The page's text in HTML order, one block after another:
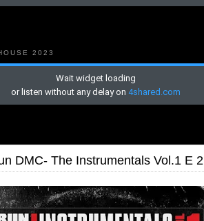
2023
DMC- The Instrumentals Vol.1 E 2